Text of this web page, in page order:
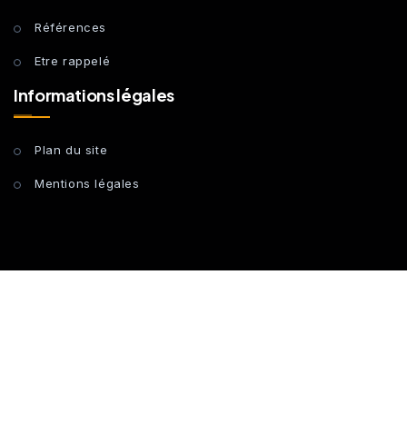
Références
Etre rappelé
Informations légales
Plan du site
Mentions légales